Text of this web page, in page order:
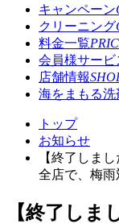
キャンペーン
クリーニング
料金一覧
会員様サービ
店舗情報
海をまもる洗
トップ
お知らせ
【終了しま
全店で、梅
【終了しま